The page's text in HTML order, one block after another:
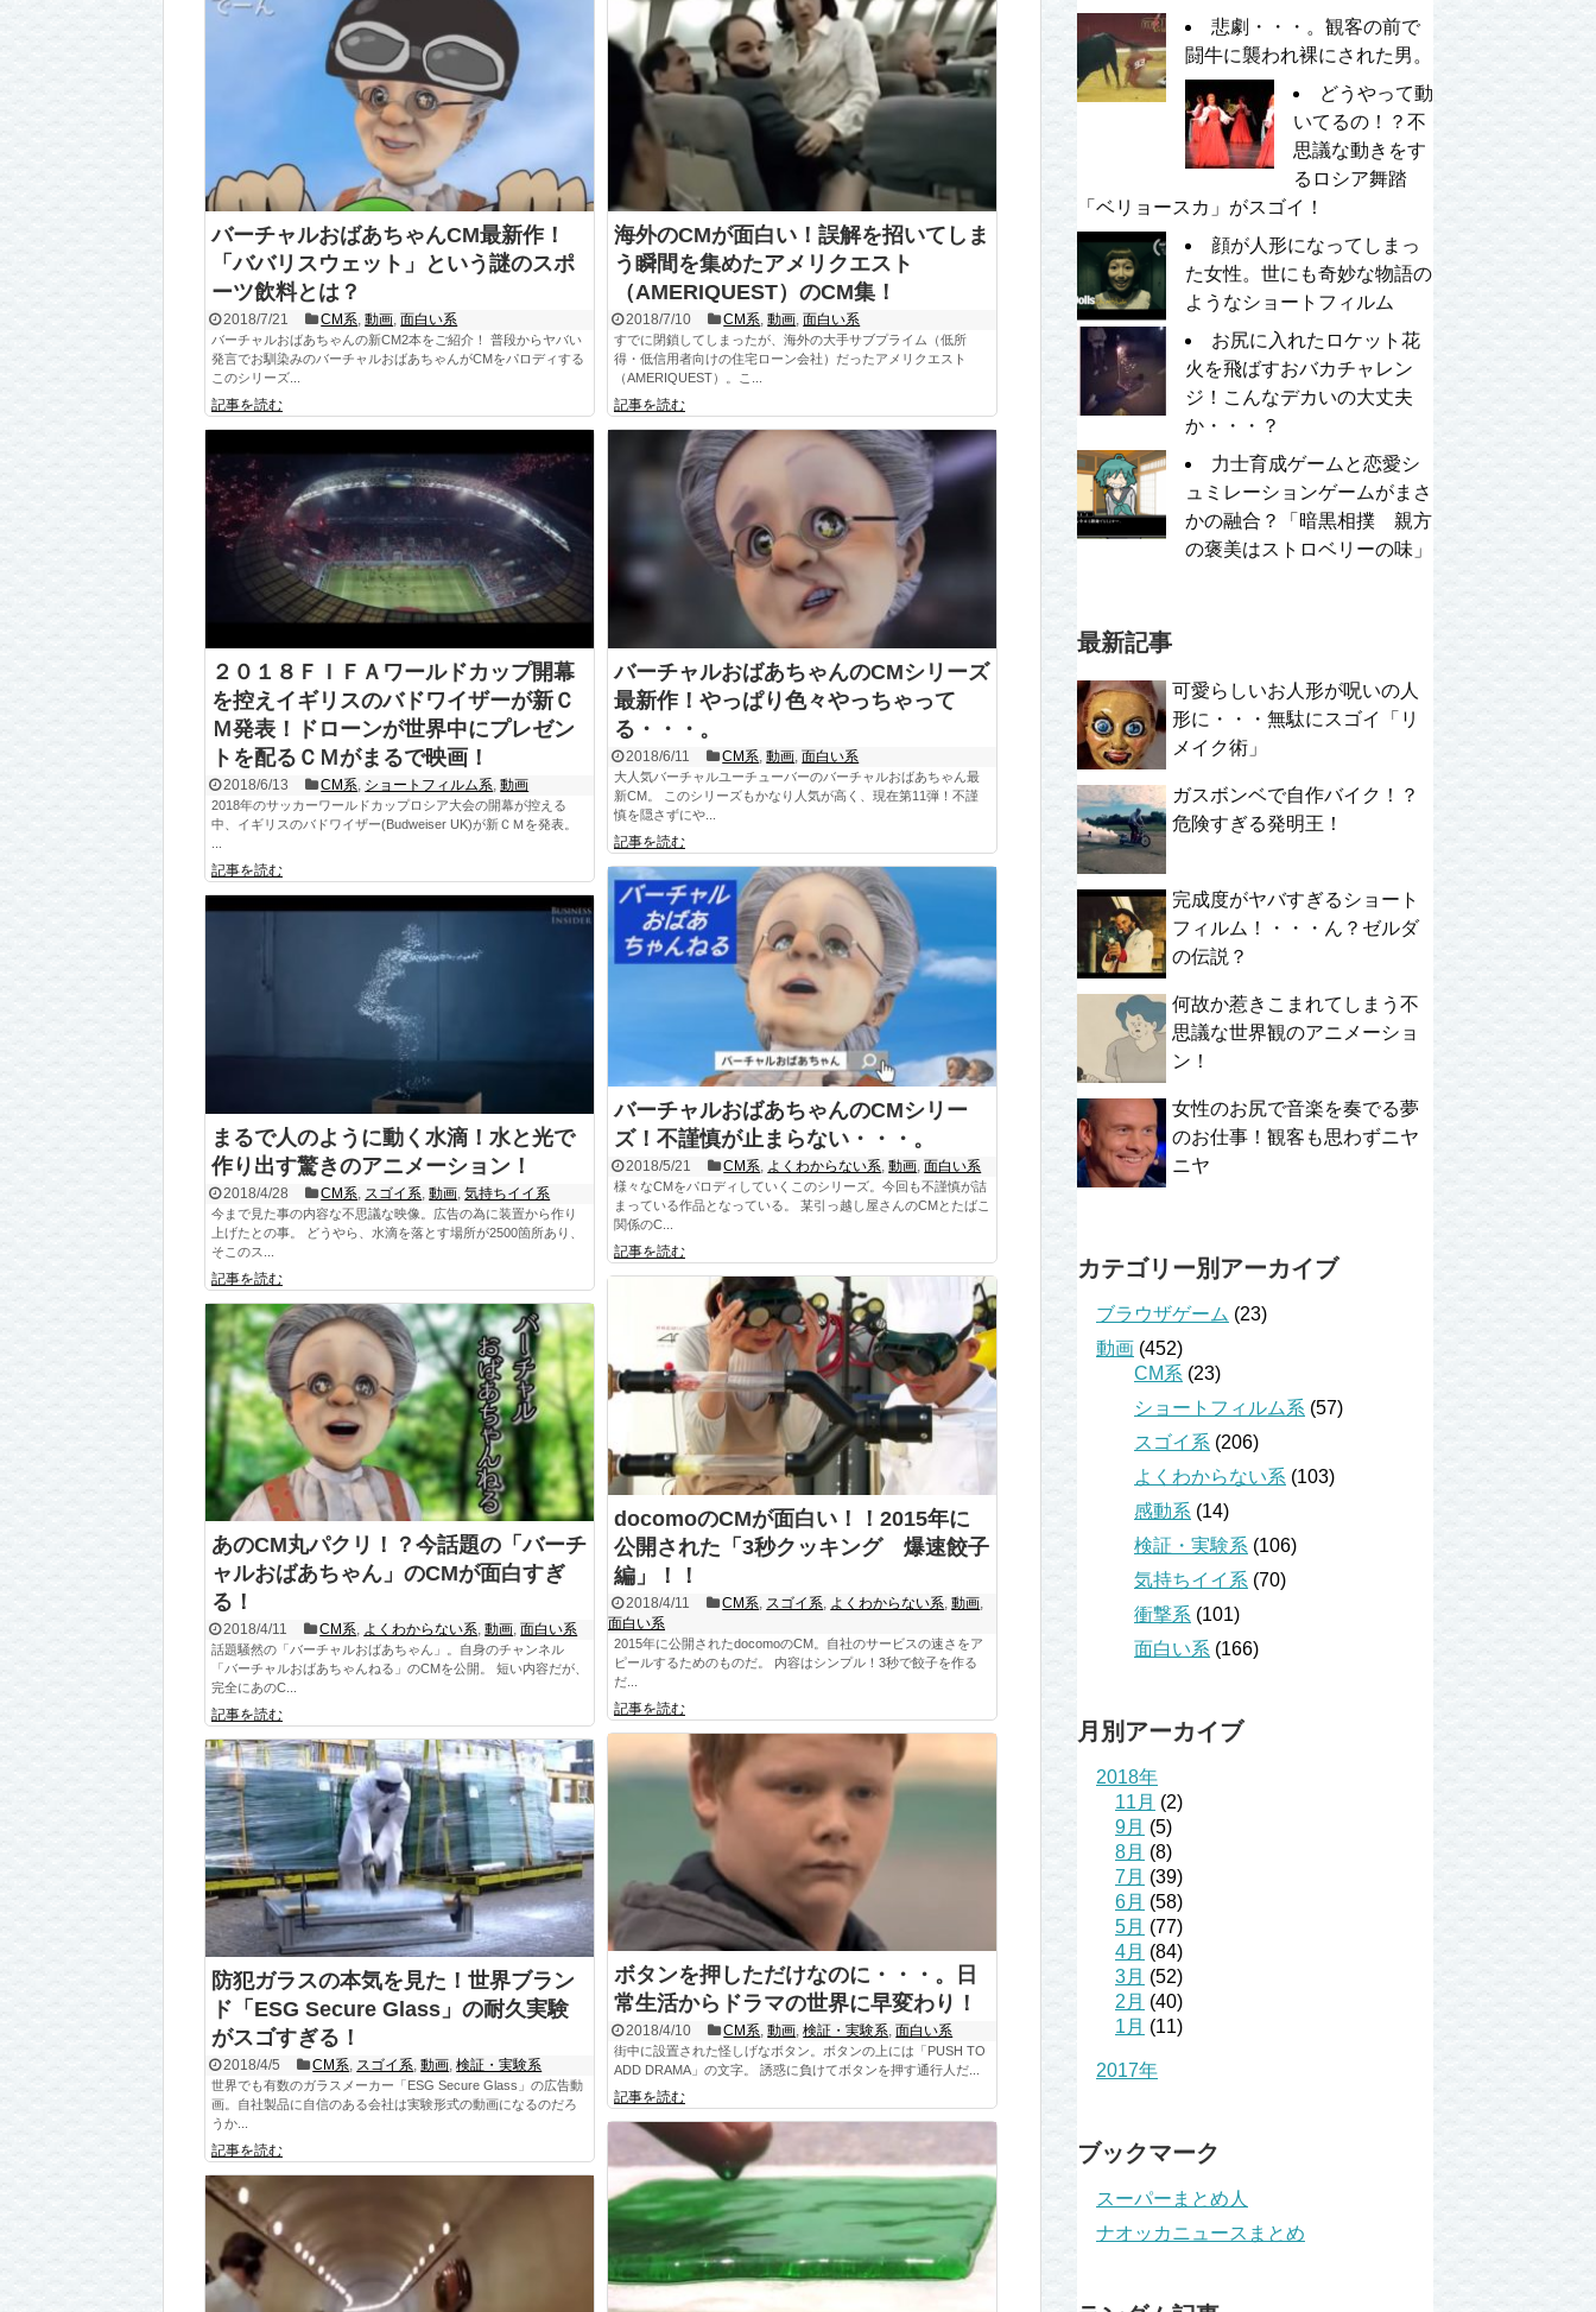
バーチャルおばあちゃんCM最新作！
「ババリスウェット」という謎のスポ
ーツ飲料とは？
2018/7/21 CM系 ,動画 ,面白い系
バーチャルおばあちゃんの新CM2本をご紹介！ 普段からヤバい
発言でお馴染みのバーチャルおばあちゃんがCMをパロディする
このシリーズ...
記事を読む
海外のCMが面白い！誤解を招いてしま
う瞬間を集めたアメリクエスト
（AMERIQUEST）のCM集！
2018/7/10 CM系 ,動画 ,面白い系
すでに閉鎖してしまったが、海外の大手サブプライム（低所
得・低信用者向けの住宅ローン会社）だったアメリクエスト
（AMERIQUEST）。こ...
記事を読む
２０１８ＦＩＦＡワールドカップ開幕
を控えイギリスのバドワイザーが新Ｃ
Ｍ発表！ドローンが世界中にプレゼン
トを配るＣＭがまるで映画！
2018/6/13 CM系 ショートフィルム系 ,動画
2018年のサッカーワールドカップロシア大会の開幕が控える
中、イギリスのバドワイザー(Budweiser UK)が新ＣＭを発表。
記事を読む
バーチャルおばあちゃんのCMシリーズ
最新作！やっぱり色々やっちゃって
る・・・。
2018/6/11 CM系 ,動画 ,面白い系
大人気バーチャルユーチューバーのバーチャルおばあちゃん最
新CM。 このシリーズもかなり人気が高く、現在第11弾！不謹
慎を隠さずにや...
記事を読む
バーチャルおばあちゃんのCMシリー
ズ！不謹慎が止まらない・・・。
2018/5/21 CM系 よくわからない系 ,動画 ,面白い系
様々なCMをパロディしていくこのシリーズ。今回も不謹慎が詰
まっている作品となっている。 某引っ越し屋さんのCMとたばこ
関係のC...
記事を読む
まるで人のように動く水滴！水と光で
作り出す驚きのアニメーション！
2018/4/28 CM系 スゴイ系 ,動画 ,気持ちイイ系
今まで見た事の内容な不思議な映像。広告の為に装置から作り
上げたとの事。 どうやら、水滴を落とす場所が2500箇所あり、
そこのス...
記事を読む
docomoのCMが面白い！！2015年に
公開された「3秒クッキング 爆速餃子
編」！！
2018/4/11 CM系 スゴイ系 よくわからない系 ,動画
面白い系
2015年に公開されたdocomoのCM。自社のサービスの速さをア
ピールするためのものだ。 内容はシンプル！3秒で餃子を作る
だ...
記事を読む
あのCM丸パクリ！？今話題の「バーチ
ャルおばあちゃん」のCMが面白すぎ
る！
2018/4/11 CM系 よくわからない系 ,動画 ,面白い系
話題騒然の「バーチャルおばあちゃん」。自身のチャンネル
「バーチャルおばあちゃんねる」のCMを公開。 短い内容だが、
完全にあのC...
記事を読む
ボタンを押しただけなのに・・・。日
常生活からドラマの世界に早変わり！
2018/4/10 CM系,動画,検証・実験系,面白い系
街中に設置された怪しげなボタン。ボタンの上には「PUSH TO
ADD DRAMA」の文字。 誘惑に負けてボタンを押す通行人だ...
記事を読む
防犯ガラスの本気を見た！世界ブラン
ド「ESG Secure Glass」の耐久実験
がスゴすぎる！
2018/4/5 CM系, スゴイ系,動画,検証・実験系
世界でも有数のガラスメーカー「ESG Secure Glass」の広告動
画。自社製品に自信のある会社は実験形式の動画になるのだろ
うか...
記事を読む
悲劇・・・。観客の前で
闘牛に襲われ裸にされた男。
どうやって動
いてるの！？不
思議な動きをす
るロシア舞踏
「ベリョースカ」がスゴイ！
顔が人形になってしまっ
た女性。世にも奇妙な物語の
ようなショートフィルム
お尻に入れたロケット花
火を飛ばすおバカチャレン
ジ！こんなデカいの大丈夫
か・・・？
力士育成ゲームと恋愛シ
ュミレーションゲームがまさ
かの融合？「暗黒相撲 親方
の褒美はストロベリーの味」
最新記事
可愛らしいお人形が呪いの人
形に・・・無駄にスゴイ「リ
メイク術」
ガスボンベで自作バイク！？
危険すぎる発明王！
完成度がヤバすぎるショート
フィルム！・・・ん？ゼルダ
の伝説？
何故か惹きこまれてしまう不
思議な世界観のアニメーショ
ン！
女性のお尻で音楽を奏でる夢
のお仕事！観客も思わずニヤ
ニヤ
カテゴリー別アーカイブ
ブラウザゲーム (23)
動画 (452)
CM系 (23)
ショートフィルム系 (57)
スゴイ系 (206)
よくわからない系 (103)
感動系 (14)
検証・実験系 (106)
気持ちイイ系 (70)
衝撃系 (101)
面白い系 (166)
月別アーカイブ
2018年
11月 (2)
9月 (5)
8月 (8)
7月 (39)
6月 (58)
5月 (77)
4月 (84)
3月 (52)
2月 (40)
1月 (11)
2017年
ブックマーク
スーパーまとめ人
ナオッカニュースまとめ